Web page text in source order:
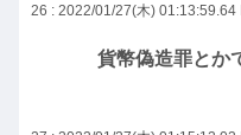
26 : 2022/01/27(木) 01:13:59.64
貨幣偽造罪とか